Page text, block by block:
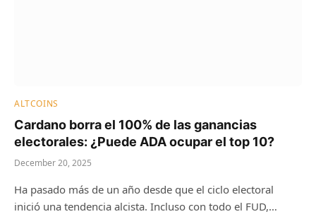
ALTCOINS
Cardano borra el 100% de las ganancias
electorales: ¿Puede ADA ocupar el top 10?
December 20, 2025
Ha pasado más de un año desde que el ciclo electoral
inició una tendencia alcista. Incluso con todo el FUD,…